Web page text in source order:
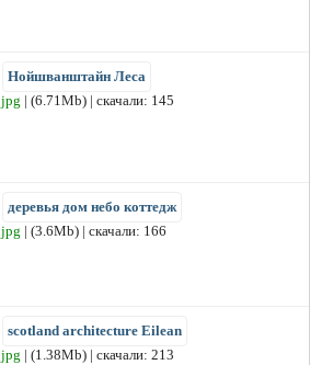
Нойшванштайн Леса
jpg | (6.71Mb) | скачали: 145
деревья дом небо коттедж
jpg | (3.6Mb) | скачали: 166
scotland architecture Eilean
jpg | (1.38Mb) | скачали: 213